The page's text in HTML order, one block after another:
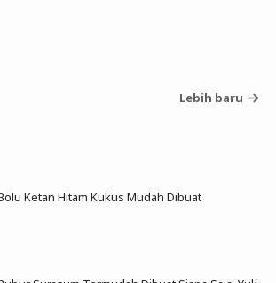
Lebih baru
Ketan Hitam Kukus Mudah Dibuat